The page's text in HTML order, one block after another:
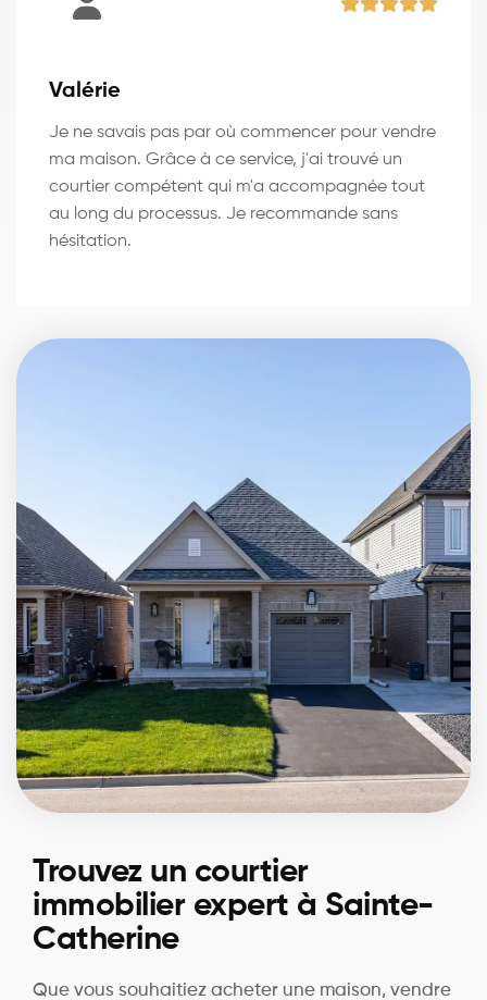
Valérie
Je ne savais pas par où commencer pour vendre
ma maison. Grâce à ce service, j'ai trouvé un
courtier compétent qui m'a accompagnée tout
au long du processus. Je recommande sans
hésitation.
Trouvez un courtier
immobilier expert à Sainte-
Catherine
Que vous souhaitiez acheter une maison, vendre